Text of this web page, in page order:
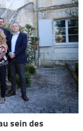
sein des